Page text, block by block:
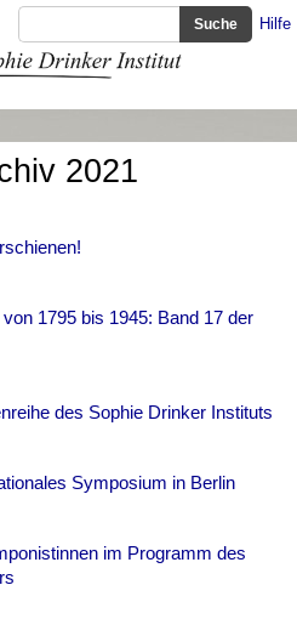
Hilfe
2021
1795 bis 1945: Band 17 der
des Sophie Drinker Instituts
Symposium in Berlin
im Programm des